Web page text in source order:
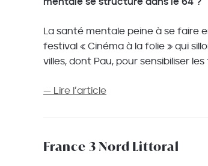
La santé mentale peine à se faire
festival « Cinéma à la folie » qui
villes, dont Pau, pour sensibiliser
— Lire l’article
France 3 Nord Littoral